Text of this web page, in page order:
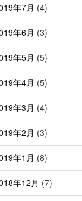
年7月 (4)
年6月 (3)
年5月 (5)
年4月 (5)
年3月 (4)
年2月 (3)
年1月 (8)
年12月 (7)